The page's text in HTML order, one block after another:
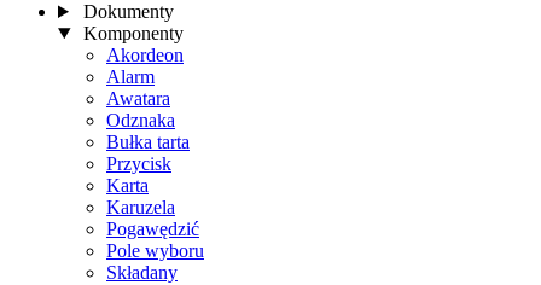
Dokumenty
Komponenty
Akordeon
Alarm
Awatara
Odznaka
Bułka tarta
Przycisk
Karta
Karuzela
Pogawędzić
Pole wyboru
Składany